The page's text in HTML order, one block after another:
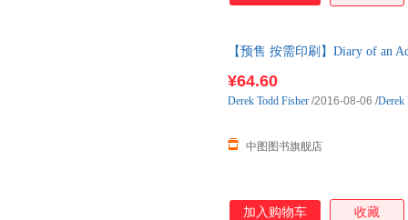
【预售 按需印刷】Diary of an
¥64.60
中图图书旗舰店
Derek Todd Fisher /2016-08-06 /Derek
加入购物车 收藏